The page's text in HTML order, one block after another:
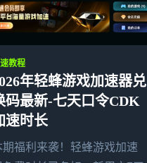
教程
年轻蜂游戏加速器兑
码最新-七天口令CDK
速时长
期福利来袭！轻蜂游戏加速